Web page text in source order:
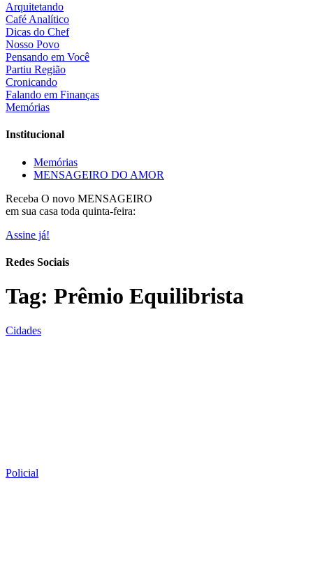
Arquitetando
Café Analítico
Dicas do Chef
Nosso Povo
Pensando em Você
Partiu Região
Cronicando
Falando em Finanças
Memórias
Institucional
Memórias
MENSAGEIRO DO AMOR
Receba O novo MENSAGEIRO
em sua casa toda quinta-feira:
Assine já!
Redes Sociais
Tag: Prêmio Equilibrista
Cidades
Policial